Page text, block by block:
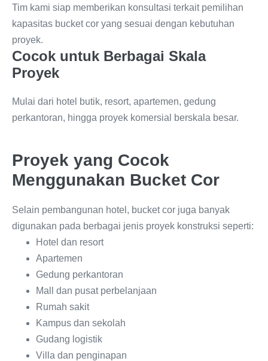
Tim kami siap memberikan konsultasi terkait pemilihan
kapasitas bucket cor yang sesuai dengan kebutuhan
proyek.
Cocok untuk Berbagai Skala
Proyek
Mulai dari hotel butik, resort, apartemen, gedung
perkantoran, hingga proyek komersial berskala besar.
Proyek yang Cocok
Menggunakan Bucket Cor
Selain pembangunan hotel, bucket cor juga banyak
digunakan pada berbagai jenis proyek konstruksi seperti:
Hotel dan resort
Apartemen
Gedung perkantoran
Mall dan pusat perbelanjaan
Rumah sakit
Kampus dan sekolah
Gudang logistik
Villa dan penginapan